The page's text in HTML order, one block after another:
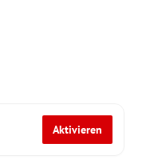
Aktivieren